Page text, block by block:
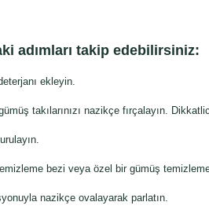
adımları takip edebilirsiniz:
ekleyin.
takılarınızı nazikçe fırçalayın.
bezi veya özel bir gümüş
nazikçe ovalayarak parlatın.